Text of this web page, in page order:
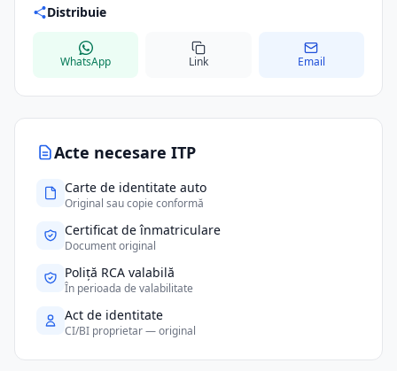
Acte necesare ITP
Carte de identitate auto
Original sau copie conformă
Certificat de înmatriculare
Document original
Poliță RCA valabilă
În perioada de valabilitate
Act de identitate
CI/BI proprietar — original
Distribuie
WhatsApp Link Email